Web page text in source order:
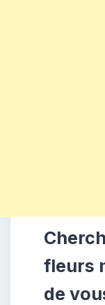
fleurs
de